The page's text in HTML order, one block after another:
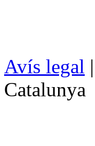
Avís legal |
Catalunya